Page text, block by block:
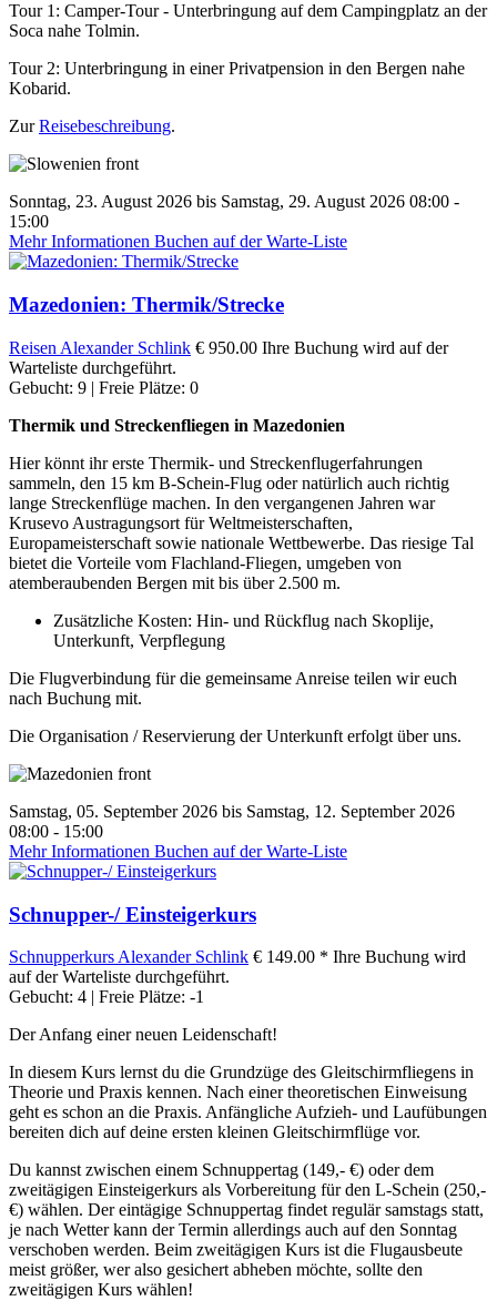
Tour 1: Camper-Tour - Unterbringung auf dem Campingplatz an der
Soca nahe Tolmin.
Tour 2: Unterbringung in einer Privatpension in den Bergen nahe
Kobarid.
ZurReisebeschreibung.
Sonntag, 23. August 2026 bis Samstag, 29. August 2026 08:00 -
15:00
Mehr Informationen Buchen auf der Warte-Liste
Mazedonien: Thermik/Strecke
Reisen Alexander Schlink € 950.00 Ihre Buchung wird auf der
Warteliste durchgeführt.
Gebucht: 9 | Freie Plätze: 0
Thermik und Streckenfliegen in Mazedonien
Hier könnt ihr erste Thermik- und Streckenflugerfahrungen
sammeln, den 15 km B-Schein-Flug oder natürlich auch richtig
lange Streckenflüge machen. In den vergangenen Jahren war
Krusevo Austragungsort für Weltmeisterschaften,
Europameisterschaft sowie nationale Wettbewerbe. Das riesige Tal
bietet die Vorteile vom Flachland-Fliegen, umgeben von
atemberaubenden Bergen mit bis über 2.500 m.
Zusätzliche Kosten: Hin- und Rückflug nach Skoplije,
Unterkunft, Verpflegung
Die Flugverbindung für die gemeinsame Anreise teilen wir euch
nach Buchung mit.
Die Organisation / Reservierung der Unterkunft erfolgt über uns.
Samstag, 05. September 2026 bis Samstag, 12. September 2026
08:00 - 15:00
Mehr Informationen Buchen auf der Warte-Liste
Schnupper-/ Einsteigerkurs
Schnupperkurs Alexander Schlink € 149.00 * Ihre Buchung wird
auf der Warteliste durchgeführt.
Gebucht: 4 | Freie Plätze: -1
Der Anfang einer neuen Leidenschaft!
In diesem Kurs lernst du die Grundzüge des Gleitschirmfliegens in
Theorie und Praxis kennen. Nach einer theoretischen Einweisung
geht es schon an die Praxis. Anfängliche Aufzieh- und Laufübungen
bereiten dich auf deine ersten kleinen Gleitschirmflüge vor.
Du kannst zwischen einem Schnuppertag (149,- €) oder dem
zweitägigen Einsteigerkurs als Vorbereitung für den L-Schein (250,-
€) wählen. Der eintägige Schnuppertag findet regulär samstags statt,
je nach Wetter kann der Termin allerdings auch auf den Sonntag
verschoben werden. Beim zweitägigen Kurs ist die Flugausbeute
meist größer, wer also gesichert abheben möchte, sollte den
zweitägigen Kurs wählen!